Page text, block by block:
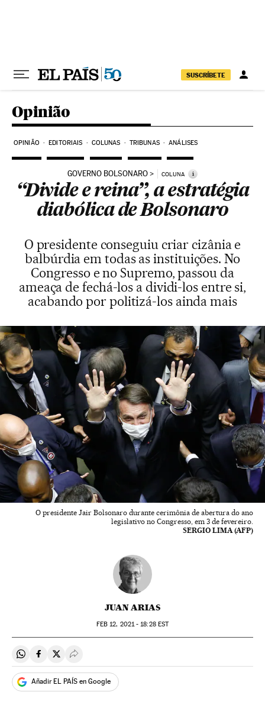
SUSCRÍBETE
Opinião
OPINIÃO EDITORIAIS COLUNAS TRIBUNAS ANÁLISES
GOVERNO BOLSONARO COLUNA i
“Divide e reina”, a estratégia
diabólica de Bolsonaro
O presidente conseguiu criar cizânia e
balbúrdia em todas as instituições. No
Congresso e no Supremo, passou da
ameaça de fechá-los a dividi-los entre si,
acabando por politizá-los ainda mais
O presidente Jair Bolsonaro durante cerimônia de abertura do ano
legislativo no Congresso, em 3 de fevereiro.
SERGIO LIMA (AFP)
JUAN ARIAS
FEB 12, 2021 - 18:28EST
Compartir en Whatsapp
Compartir en Facebook
Compartir en Twitter
Desplegar Redes Sociales
Añadir EL PAÍS en Google